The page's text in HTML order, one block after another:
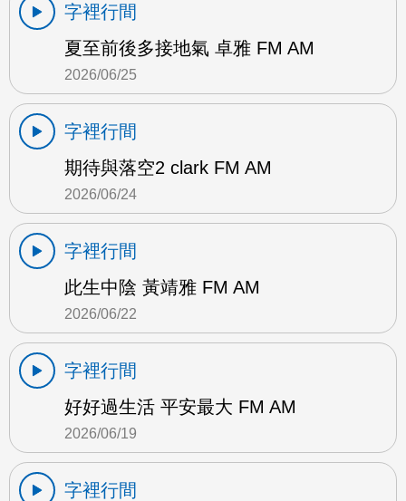
字裡行間
夏至前後多接地氣 卓雅 FM AM
2026/06/25
字裡行間
期待與落空2 clark FM AM
2026/06/24
字裡行間
此生中陰 黃靖雅 FM AM
2026/06/22
字裡行間
好好過生活 平安最大 FM AM
2026/06/19
字裡行間